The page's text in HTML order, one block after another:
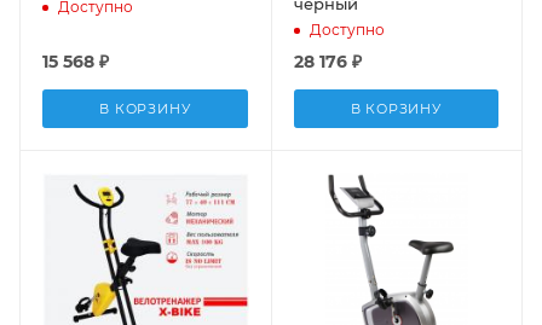
Доступно
15 568 ₽
В КОРЗИНУ
Доступно
28 176₽
В КОРЗИНУ